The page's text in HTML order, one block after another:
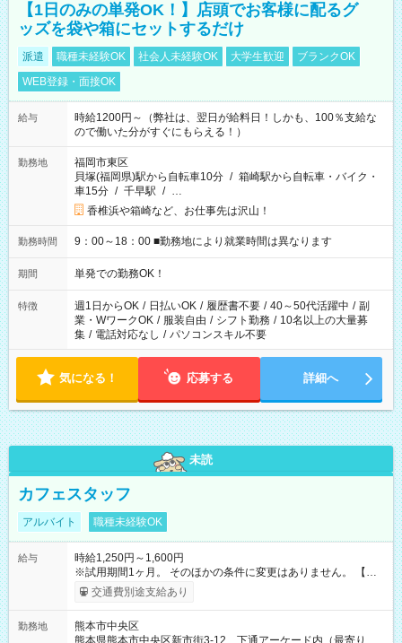
【1日のみの単発OK！】店頭でお客様に配るグ
ッズを袋や箱にセットするだけ
派遣 職種未経験OK 社会人未経験OK 大学生歓迎
ブランクOK
WEB登録・面接OK
給与
時給1200円～（弊社は、翌日が給料日！しかも、100％支給な
ので働いた分がすぐにもらえる！）
勤務地
福岡市東区
貝塚(福岡県)駅から自転車10分 / 箱崎駅から自転車・バイク・
車15分 / 千早駅 / …
香椎浜や箱崎など、お仕事先は沢山！
勤務時間 9：00～18：00 ■勤務地により就業時間は異なります
期間 単発での勤務OK！
特徴 週1日からOK / 日払いOK / 履歴書不要 / 40～50代活躍中 / 副
業・WワークOK / 服装自由 / シフト勤務 / 10名以上の大量募
集 / 電話対応なし / パソコンスキル不要
気になる！ 応募する 詳細へ
未読
カフェスタッフ
アルバイト 職種未経験OK
給与
時給1,250円～1,600円
※試用期間1ヶ月。 そのほかの条件に変更はありません。 【試
用期間】試用期間あり 試用期間の長さ：1ヶ月 雇用形態、給与
は本採用時と同じです。
交通費別途支給あり
勤務地
熊本市中央区
熊本県熊本市中央区新市街3-12 下通アーケード内（最寄り